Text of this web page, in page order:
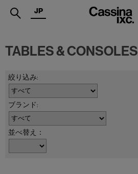
.
SERVICES
PROJECTS
MAGAZINE
SUPPORT
JP
TABLES & CONSOLES
並べ替え：